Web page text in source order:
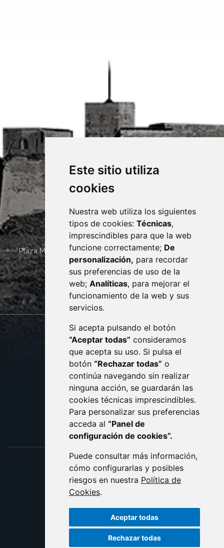
Este sitio utiliza
cookies
Nuestra web utiliza los siguientes
tipos de cookies: Técnicas,
imprescindibles para que la web
funcione correctamente; De
personalización, para recordar
sus preferencias de uso de la
web; Analíticas, para mejorar el
funcionamiento de la web y sus
servicios.
Si acepta pulsando el botón
“Aceptar todas” consideramos
que acepta su uso. Si pulsa el
botón “Rechazar todas” o
continúa navegando sin realizar
ninguna acción, se guardarán las
cookies técnicas imprescindibles.
Para personalizar sus preferencias
acceda al “Panel de
configuración de cookies”.
Puede consultar más información,
cómo configurarlas y posibles
riesgos en nuestra Política de
Cookies.
Aceptar todas
Rechazar todas
Plaza Mayor 4 22400 MONZÓN - ARAGÓN (ESPAÑA)
· (34) 974 400 700 ·
sac@monzon.es
monzon.es
CONTACTO
AVISO LEGAL
PROTECCIÓN DE DATOS
POLÍTICA DE COOKIES
ACCESIBILIDAD
ENLACE EXTERNO AL